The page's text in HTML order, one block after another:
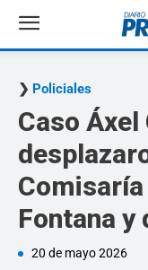
Policiales
Caso Áxel
Comisaría
Fontana
20 de mayo 2026